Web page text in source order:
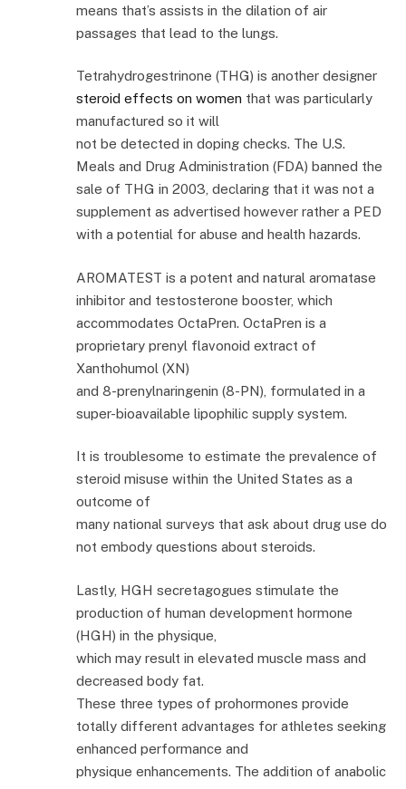
means that’s assists in the dilation of air
passages that lead to the lungs.
Tetrahydrogestrinone (THG) is another designer
steroid effects on women that was particularly
manufactured so it will
not be detected in doping checks. The U.S.
Meals and Drug Administration (FDA) banned the
sale of THG in 2003, declaring that it was not a
supplement as advertised however rather a PED
with a potential for abuse and health hazards.
AROMATEST is a potent and natural aromatase
inhibitor and testosterone booster, which
accommodates OctaPren. OctaPren is a
proprietary prenyl flavonoid extract of
Xanthohumol (XN)
and 8-prenylnaringenin (8-PN), formulated in a
super-bioavailable lipophilic supply system.
It is troublesome to estimate the prevalence of
steroid misuse within the United States as a
outcome of
many national surveys that ask about drug use do
not embody questions about steroids.
Lastly, HGH secretagogues stimulate the
production of human development hormone
(HGH) in the physique,
which may result in elevated muscle mass and
decreased body fat.
These three types of prohormones provide
totally different advantages for athletes seeking
enhanced performance and
physique enhancements. The addition of anabolic